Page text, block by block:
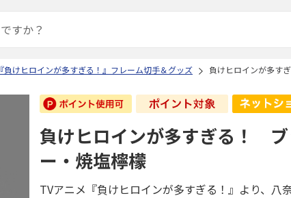
『負けヒロインが多すぎる！』フレーム切手＆グッズ 負けヒロインが多す
負けヒロインが多すぎる！ ブ
ー・焼塩檸檬
TVアニメ『負けヒロインが多すぎる！』より、八